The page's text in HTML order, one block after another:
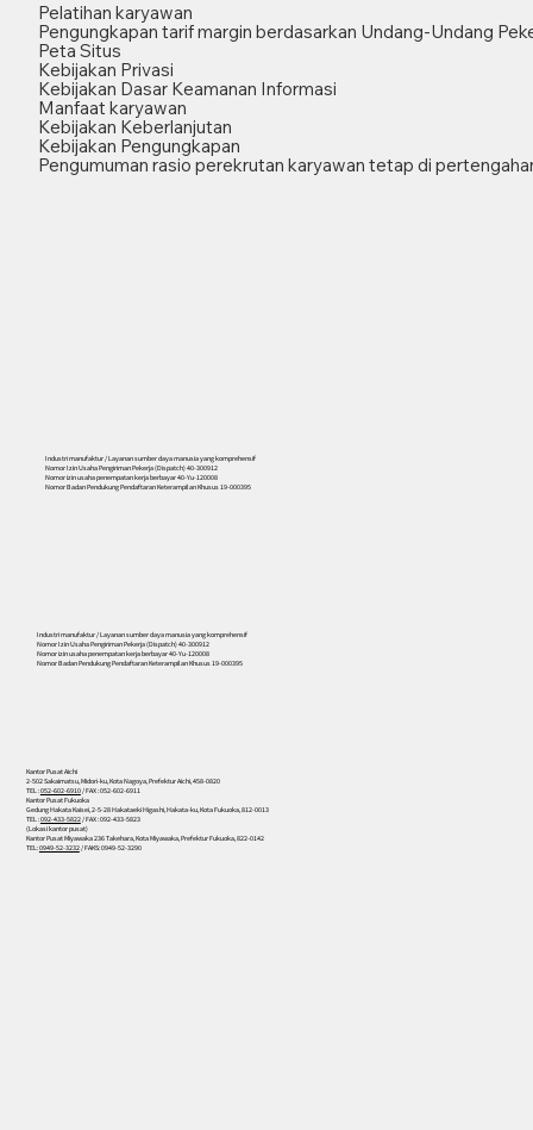
Pelatihan karyawan
Pengungkapan tarif margin berdasarkan Undang-Undang
Peta Situs
Kebijakan Privasi
Kebijakan Dasar Keamanan Informasi
Manfaat karyawan
Kebijakan Keberlanjutan
Kebijakan Pengungkapan
Pengumuman rasio perekrutan karyawan tetap di
Industri manufaktur / Layanan sumber daya manusia yang komprehensif
Nomor Izin Usaha Pengiriman Pekerja (Dispatch) 40-300912
Nomor izin usaha penempatan kerja berbayar 40-Yu-120008
Nomor Badan Pendukung Pendaftaran Keterampilan Khusus 19-000395
Industri manufaktur / Layanan sumber daya manusia yang komprehensif
Nomor Izin Usaha Pengiriman Pekerja (Dispatch) 40-300912
Nomor izin usaha penempatan kerja berbayar 40-Yu-120008
Nomor Badan Pendukung Pendaftaran Keterampilan Khusus 19-000395
Kantor Pusat Aichi
2-502 Sakaimatsu, Midori-ku, Kota Nagoya, Prefektur Aichi, 458-0820
TEL :052-602-6910/ FAX : 052-602-6911
Kantor Pusat Fukuoka
Gedung Hakata Kaisei, 2-5-28 Hakataeki Higashi, Hakata-ku, Kota Fukuoka, 812-0013
TEL :092-433-5822/ FAX : 092-433-5823
(Lokasi kantor pusat)
Kantor Pusat Miyawaka 236 Takehara, Kota Miyawaka, Prefektur Fukuoka, 822-0142
TEL:0949-52-3232/ FAKS: 0949-52-3290